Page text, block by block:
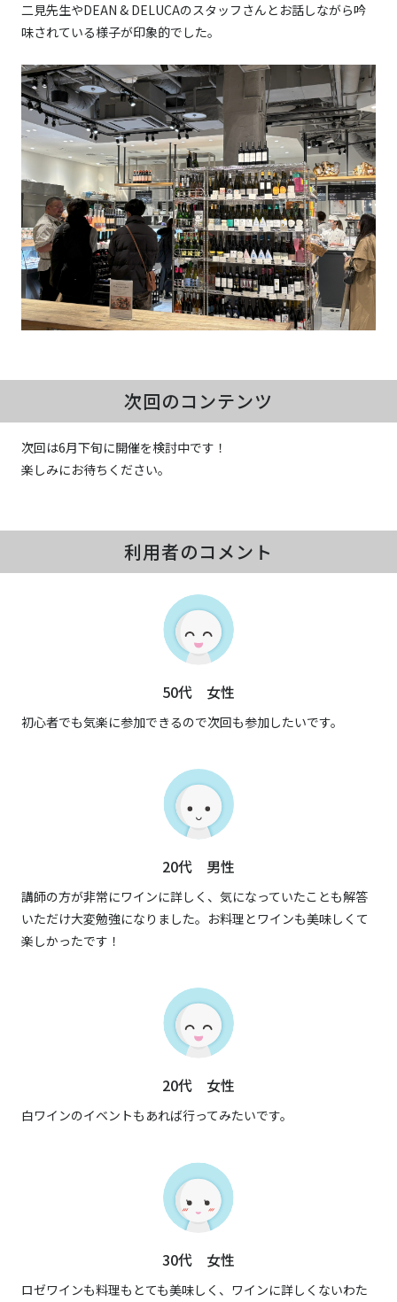
二見先生やDEAN & DELUCAのスタッフさんとお話しながら吟
味されている様子が印象的でした。
次回のコンテンツ
次回は6月下旬に開催を検討中です！
楽しみにお待ちください。
利用者のコメント
50代 女性
初心者でも気楽に参加できるので次回も参加したいです。
20代 男性
講師の方が非常にワインに詳しく、気になっていたことも解答
いただけ大変勉強になりました。お料理とワインも美味しくて
楽しかったです！
20代 女性
白ワインのイベントもあれば行ってみたいです。
30代 女性
ロゼワインも料理もとても美味しく、ワインに詳しくないわた